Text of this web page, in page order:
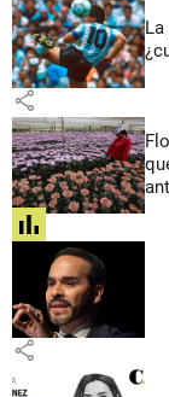
share
share
share